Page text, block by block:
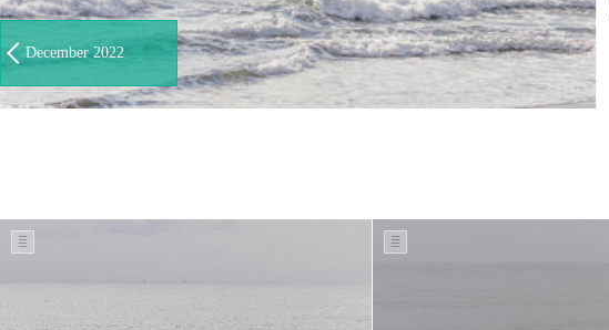
December 2022